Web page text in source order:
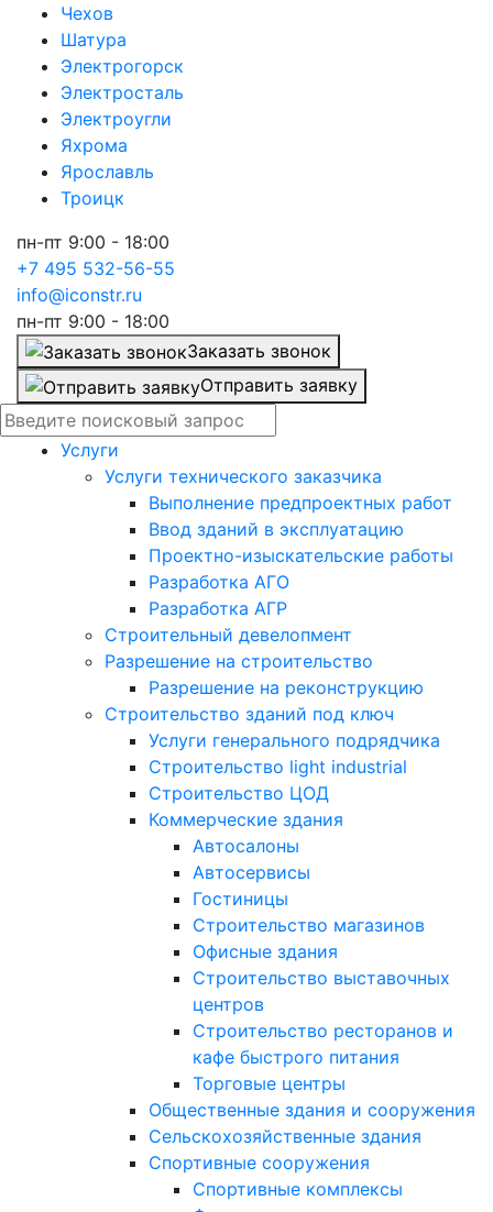
Чехов
Шатура
Электрогорск
Электросталь
Электроугли
Яхрома
Ярославль
Троицк
пн-пт 9:00 - 18:00
+7 495 532-56-55
info@iconstr.ru
пн-пт 9:00 - 18:00
Заказать звонок
Отправить заявку
Услуги
Услуги технического заказчика
Выполнение предпроектных работ
Ввод зданий в эксплуатацию
Проектно-изыскательские работы
Разработка АГО
Разработка АГР
Строительный девелопмент
Разрешение на строительство
Разрешение на реконструкцию
Строительство зданий под ключ
Услуги генерального подрядчика
Строительство light industrial
Строительство ЦОД
Коммерческие здания
Автосалоны
Автосервисы
Гостиницы
Строительство магазинов
Офисные здания
Строительство выставочных
центров
Строительство ресторанов и
кафе быстрого питания
Торговые центры
Общественные здания и сооружения
Сельскохозяйственные здания
Спортивные сооружения
Спортивные комплексы